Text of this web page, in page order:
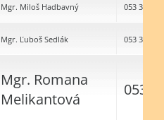
Mgr. Miloš Hadbavný 053
Mgr. Ľuboš Sedlák 053
Mgr. Romana
Melikantová
053